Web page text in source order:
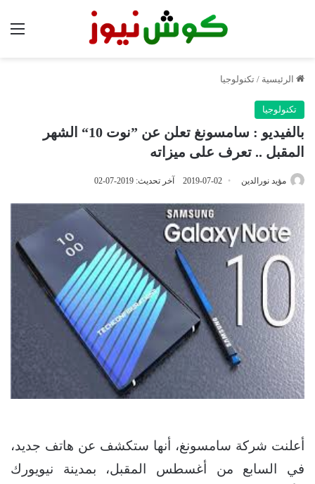
الرئيسية / تكنولوجيا
تكنولوجيا
بالفيديو : سامسونغ تعلن عن ”نوت 10“ الشهر
المقبل .. تعرف على ميزاته
مؤيد نورالدين 2019-07-02 آخر تحديث: 2019-07-02
أعلنت شركة سامسونغ، أنها ستكشف عن هاتف جديد،
في السابع من أغسطس المقبل، بمدينة نيويورك